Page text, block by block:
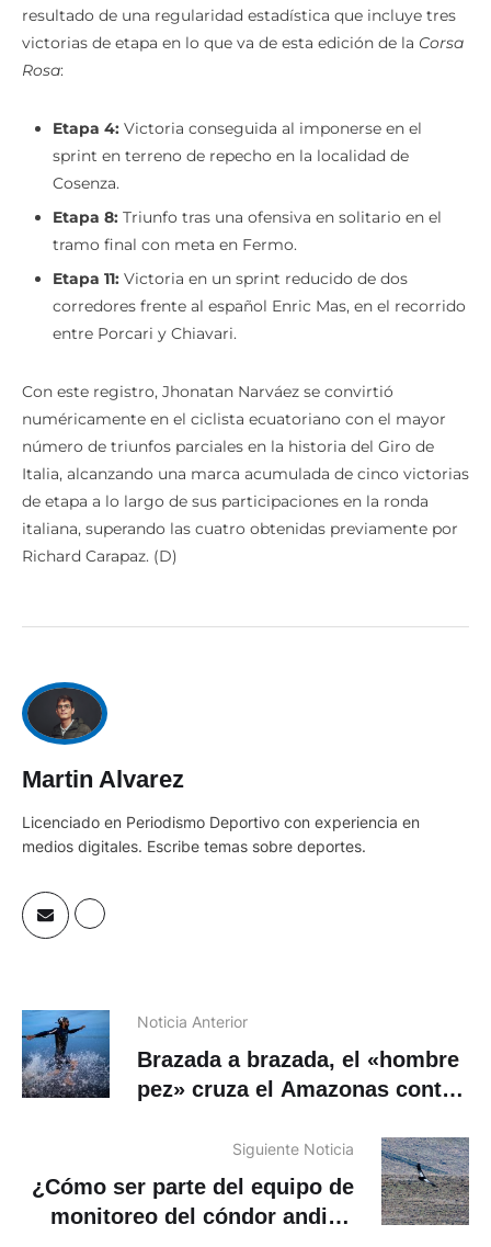
resultado de una regularidad estadística que incluye tres
victorias de etapa en lo que va de esta edición de la Corsa
Rosa:
Etapa 4: Victoria conseguida al imponerse en el
sprint en terreno de repecho en la localidad de
Cosenza.
Etapa 8: Triunfo tras una ofensiva en solitario en el
tramo final con meta en Fermo.
Etapa 11: Victoria en un sprint reducido de dos
corredores frente al español Enric Mas, en el recorrido
entre Porcari y Chiavari.
Con este registro, Jhonatan Narváez se convirtió
numéricamente en el ciclista ecuatoriano con el mayor
número de triunfos parciales en la historia del Giro de
Italia, alcanzando una marca acumulada de cinco victorias
de etapa a lo largo de sus participaciones en la ronda
italiana, superando las cuatro obtenidas previamente por
Richard Carapaz. (D)
Martin Alvarez
Licenciado en Periodismo Deportivo con experiencia en
medios digitales. Escribe temas sobre deportes.
Noticia Anterior
Brazada a brazada, el «hombre
pez» cruza el Amazonas contra
Siguiente Noticia
¿Cómo ser parte del equipo de
monitoreo del cóndor andino